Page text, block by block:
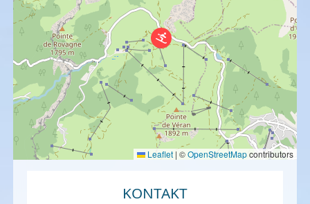
Leaflet | ©OpenStreetMapcontributors
KONTAKT